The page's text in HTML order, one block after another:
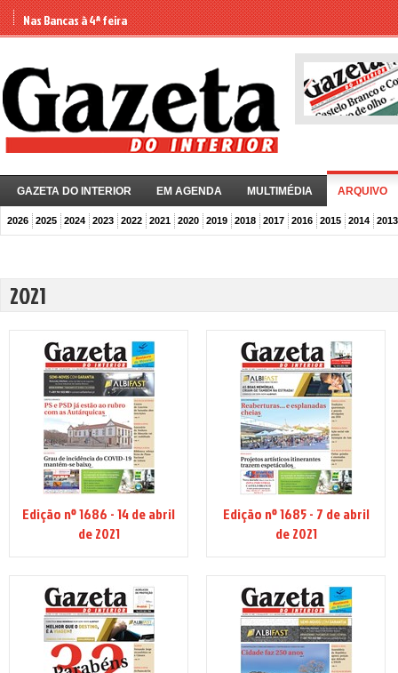
Nas Bancas à 4ª feira
GAZETA DO INTERIOR EM AGENDA MULTIMÉDIA ARQUIVO
2026 2025 2024 2023 2022 2021 2020 2019 2018 2017 2016 2015 2014 2013
2021
Edição nº 1686 - 14 de abril
de 2021
Edição nº 1685 - 7 de abril
de 2021